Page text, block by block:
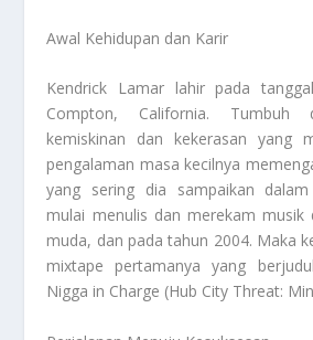
Awal Kehidupan dan Karir
Kendrick Lamar lahir pada
Compton, California. Tumbuh
kemiskinan dan kekerasan yang
pengalaman masa kecilnya
yang sering dia sampaikan
mulai menulis dan merekam
muda, dan pada tahun 2004. Maka
mixtape pertamanya yang
Nigga in Charge (Hub City Threat: